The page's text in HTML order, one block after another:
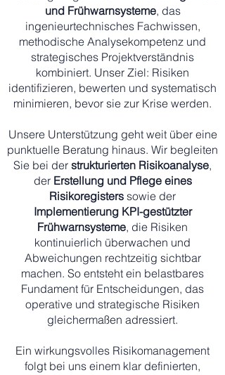
und Frühwarnsysteme, das
ingenieurtechnisches Fachwissen,
methodische Analysekompetenz und
strategisches Projektverständnis
kombiniert. Unser Ziel: Risiken
identifizieren, bewerten und systematisch
minimieren, bevor sie zur Krise werden.
Unsere Unterstützung geht weit über eine
punktuelle Beratung hinaus. Wir begleiten
Sie bei der strukturierten Risikoanalyse,
der Erstellung und Pflege eines
Risikoregisters sowie der
Implementierung KPI-gestützter
Frühwarnsysteme, die Risiken
kontinuierlich überwachen und
Abweichungen rechtzeitig sichtbar
machen. So entsteht ein belastbares
Fundament für Entscheidungen, das
operative und strategische Risiken
gleichermaßen adressiert.
Ein wirkungsvolles Risikomanagement
folgt bei uns einem klar definierten,